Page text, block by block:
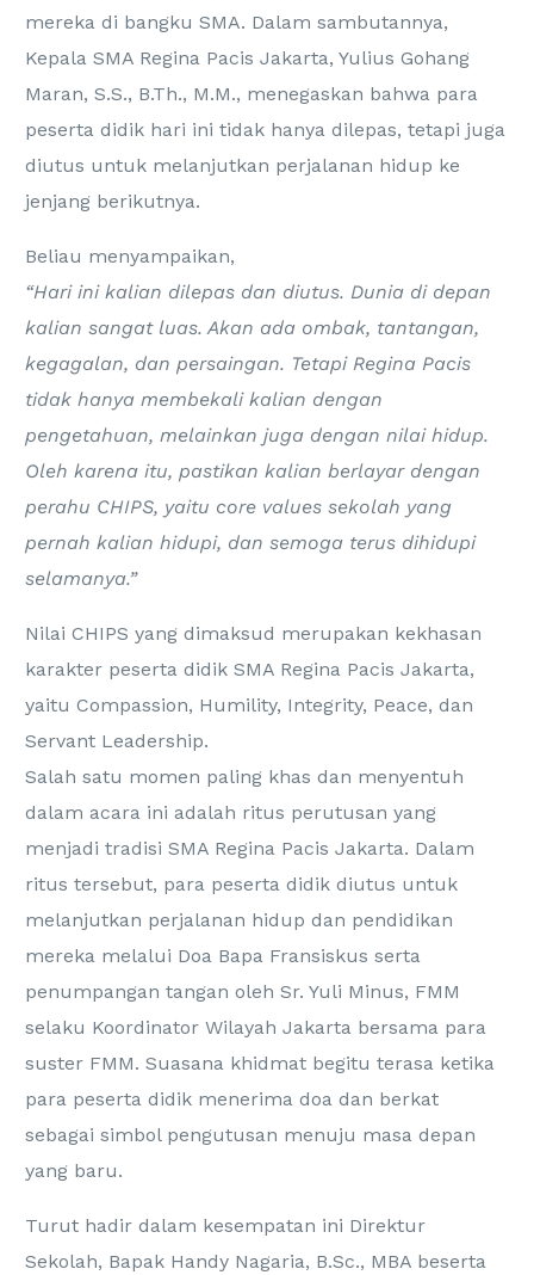
mereka di bangku SMA. Dalam sambutannya,
Kepala SMA Regina Pacis Jakarta, Yulius Gohang
Maran, S.S., B.Th., M.M., menegaskan bahwa para
peserta didik hari ini tidak hanya dilepas, tetapi juga
diutus untuk melanjutkan perjalanan hidup ke
jenjang berikutnya.
Beliau menyampaikan,
“Hari ini kalian dilepas dan diutus. Dunia di depan
kalian sangat luas. Akan ada ombak, tantangan,
kegagalan, dan persaingan. Tetapi Regina Pacis
tidak hanya membekali kalian dengan
pengetahuan, melainkan juga dengan nilai hidup.
Oleh karena itu, pastikan kalian berlayar dengan
perahu CHIPS, yaitu core values sekolah yang
pernah kalian hidupi, dan semoga terus dihidupi
selamanya.”
Nilai CHIPS yang dimaksud merupakan kekhasan
karakter peserta didik SMA Regina Pacis Jakarta,
yaitu Compassion, Humility, Integrity, Peace, dan
Servant Leadership.
Salah satu momen paling khas dan menyentuh
dalam acara ini adalah ritus perutusan yang
menjadi tradisi SMA Regina Pacis Jakarta. Dalam
ritus tersebut, para peserta didik diutus untuk
melanjutkan perjalanan hidup dan pendidikan
mereka melalui Doa Bapa Fransiskus serta
penumpangan tangan oleh Sr. Yuli Minus, FMM
selaku Koordinator Wilayah Jakarta bersama para
suster FMM. Suasana khidmat begitu terasa ketika
para peserta didik menerima doa dan berkat
sebagai simbol pengutusan menuju masa depan
yang baru.
Turut hadir dalam kesempatan ini Direktur
Sekolah, Bapak Handy Nagaria, B.Sc., MBA beserta